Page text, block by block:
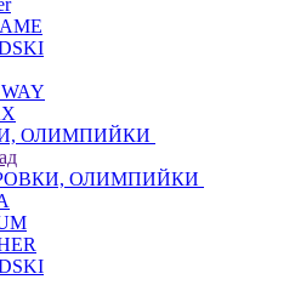
ОЛИМПИЙКИ
ОЛИМПИЙКИ